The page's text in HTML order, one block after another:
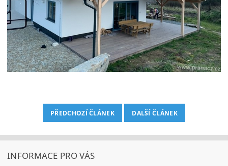
PŘEDCHOZÍ ČLÁNEK DALŠÍ ČLÁNEK
INFORMACE PRO VÁS